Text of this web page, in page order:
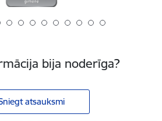
bija noderīga?
atsauksmi